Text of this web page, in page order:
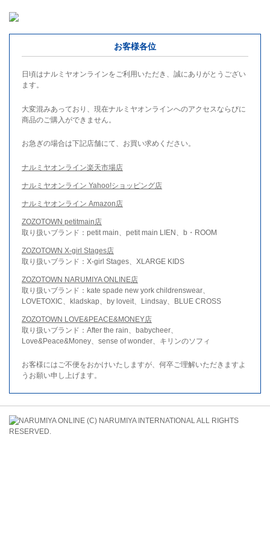
お客様各位
日頃はナルミヤオンラインをご利用いただき、誠にありがとうござい
ます。
大変混みあっており、現在ナルミヤオンラインへのアクセスならびに
商品のご購入ができません。
お急ぎの場合は下記店舗にて、お買い求めください。
ナルミヤオンライン楽天市場店
ナルミヤオンライン Yahoo!ショッピング店
ナルミヤオンライン Amazon店
ZOZOTOWN petitmain店
取り扱いブランド：petit main、petit main LIEN、b・ROOM
ZOZOTOWN X-girl Stages店
取り扱いブランド：X-girl Stages、XLARGE KIDS
ZOZOTOWN NARUMIYA ONLINE店
取り扱いブランド：kate spade new york childrenswear、
LOVETOXIC、kladskap、by loveit、Lindsay、BLUE CROSS
ZOZOTOWN LOVE&PEACE&MONEY店
取り扱いブランド：After the rain、babycheer、
Love&Peace&Money、sense of wonder、キリンのソフィ
お客様にはご不便をおかけいたしますが、何卒ご理解いただきますよ
うお願い申し上げます。